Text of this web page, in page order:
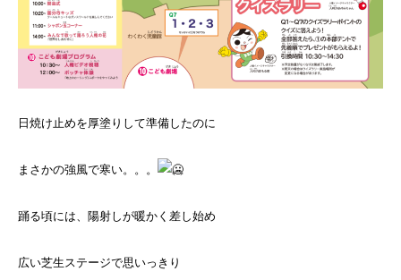
日焼け止めを厚塗りして準備したのに
まさかの強風で寒い。。。
踊る頃には、陽射しが暖かく差し始め
広い芝生ステージで思いっきり